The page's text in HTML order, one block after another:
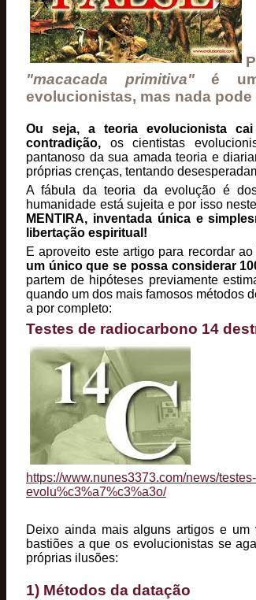
"macacada primitiva"é
evolucionistas, mas nada
Ou seja, a teoria evolucionista
contradição, os cientistas
pantanoso da sua amada teoria e
próprias crenças, tentando
A fábula da teoria da evolução é
humanidade está sujeita e por isso
MENTIRA, inventada única e
libertação espiritual!
E aproveito este artigo para recordar
um único que se possa considerar
partem de hipóteses previamente
quando um dos mais famosos métodos
a por completo:
Testes de radiocarbono 14
https://www.nunes3373.com/news/
evolu%c3%a7%c3%a3o/
Deixo ainda mais alguns artigos e
bastiões a que os evolucionistas se
próprias ilusões:
1) Métodos da datação